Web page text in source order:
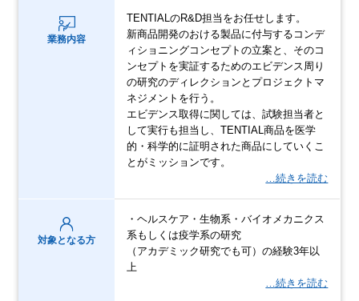
業務内容
TENTIALのR&D担当をお任せします。
新商品開発のおける製品に付与するコンデ
ィショニングコンセプトの立案と、そのコ
ンセプトを実証するためのエビデンス周り
の研究のディレクションとプロジェクトマ
ネジメントを行う。
エビデンス取得に関しては、試験担当者と
して実行も担当し、TENTIAL商品を医学
的・科学的に証明された商品にしていくこ
とがミッションです。
…続きを読む
対象となる方
・ヘルスケア・生物系・バイオメカニクス
系もしくは疫学系の研究
（アカデミック研究でも可）の経験3年以
上
…続きを読む